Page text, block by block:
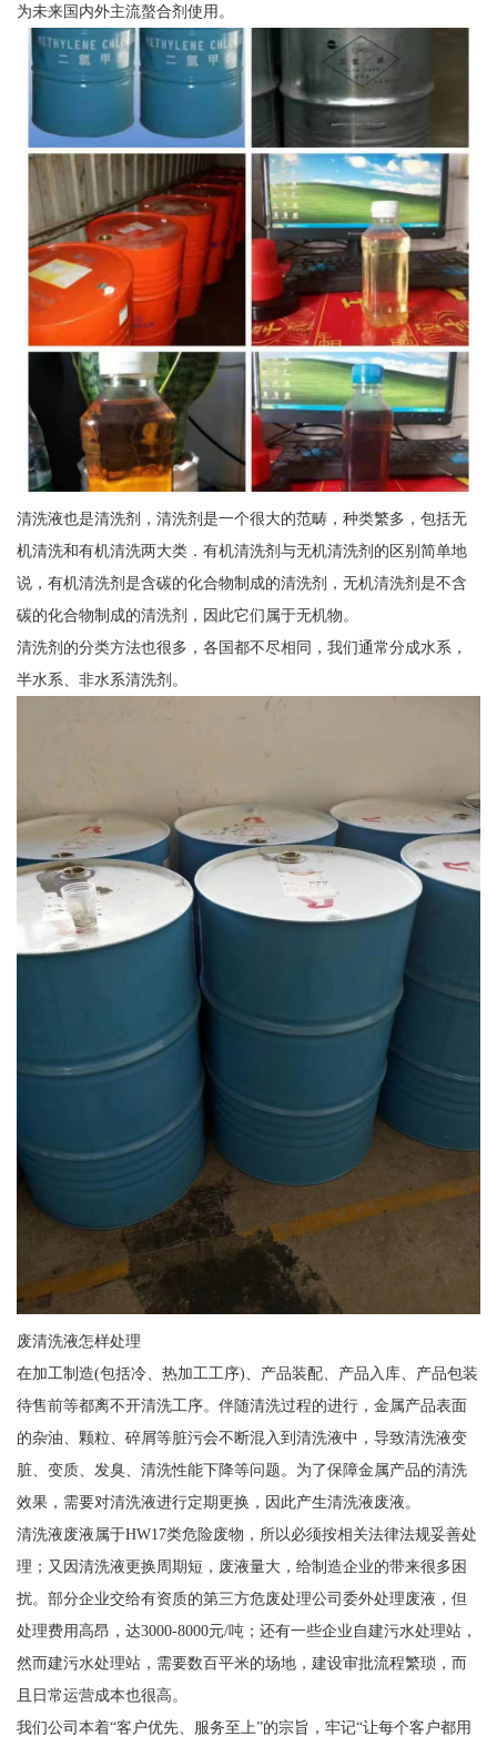
为未来国内外主流螯合剂使用。
清洗液也是清洗剂，清洗剂是一个很大的范畴，种类繁多，包括无
机清洗和有机清洗两大类．有机清洗剂与无机清洗剂的区别简单地
说，有机清洗剂是含碳的化合物制成的清洗剂，无机清洗剂是不含
碳的化合物制成的清洗剂，因此它们属于无机物。
清洗剂的分类方法也很多，各国都不尽相同，我们通常分成水系，
半水系、非水系清洗剂。
废清洗液怎样处理
在加工制造(包括冷、热加工工序)、产品装配、产品入库、产品包装
待售前等都离不开清洗工序。伴随清洗过程的进行，金属产品表面
的杂油、颗粒、碎屑等脏污会不断混入到清洗液中，导致清洗液变
脏、变质、发臭、清洗性能下降等问题。为了保障金属产品的清洗
效果，需要对清洗液进行定期更换，因此产生清洗液废液。
清洗液废液属于HW17类危险废物，所以必须按相关法律法规妥善处
理；又因清洗液更换周期短，废液量大，给制造企业的带来很多困
扰。部分企业交给有资质的第三方危废处理公司委外处理废液，但
处理费用高昂，达3000-8000元/吨；还有一些企业自建污水处理站，
然而建污水处理站，需要数百平米的场地，建设审批流程繁琐，而
且日常运营成本也很高。
我们公司本着“客户优先、服务至上”的宗旨，牢记“让每个客户都用